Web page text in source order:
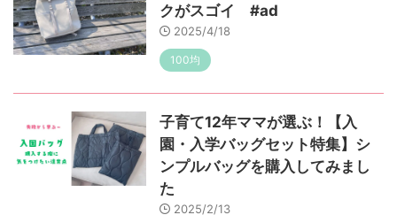
クがスゴイ #ad
2025/4/18
100均
子育て12年ママが選ぶ！【入
園・入学バッグセット特集】シ
ンプルバッグを購入してみまし
た
2025/2/13